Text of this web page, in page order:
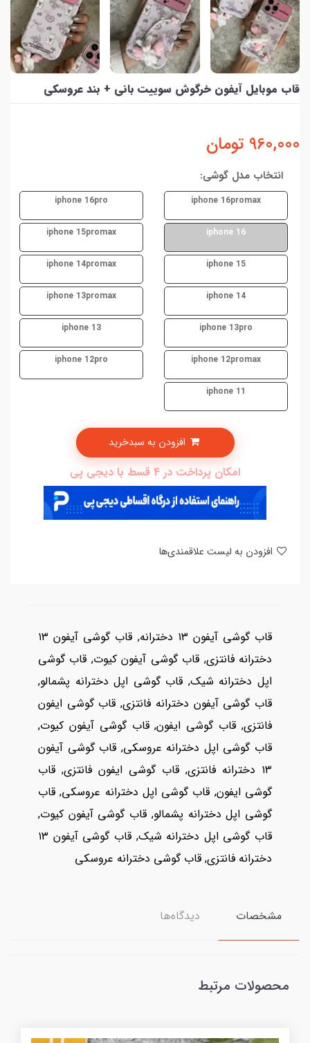
قاب موبایل آیفون خرگوش سوییت بانی + بند عروسکی
960,000 تومان
انتخاب مدل گوشی:
iphone 16promax
iphone 16pro
iphone 16
iphone 15promax
iphone 15
iphone 14promax
iphone 14
iphone 13promax
iphone 13pro
iphone 13
iphone 12promax
iphone 12pro
iphone 11
امکان پرداخت در 4 قسط با دیجی پی
قاب گوشی آیفون ۱۳ دخترانه, قاب گوشی آیفون ۱۳
دخترانه فانتزی, قاب گوشی آیفون کیوت, قاب گوشی
اپل دخترانه شیک, قاب گوشی اپل دخترانه پشمالو,
قاب گوشی آیفون دخترانه فانتزی, قاب گوشی ایفون
فانتزی, قاب گوشی ایفون, قاب گوشی آیفون کیوت,
قاب گوشی اپل دخترانه عروسکی, قاب گوشی آیفون
۱۳ دخترانه فانتزی, قاب گوشی ایفون فانتزی, قاب
گوشی ایفون, قاب گوشی اپل دخترانه عروسکی, قاب
گوشی اپل دخترانه پشمالو, قاب گوشی آیفون کیوت,
قاب گوشی اپل دخترانه شیک, قاب گوشی آیفون ۱۳
دخترانه فانتزی, قاب گوشی دخترانه عروسکی
مشخصات دیدگاه‌ها
محصولات مرتبط